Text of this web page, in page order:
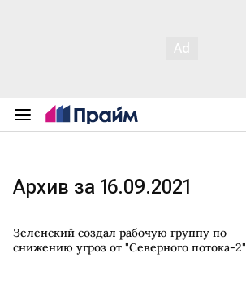
Архив за 16.09.2021
Зеленский создал рабочую группу по
снижению угроз от "Северного потока-2"